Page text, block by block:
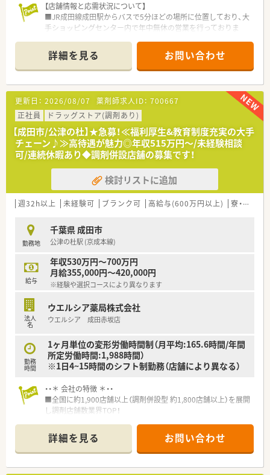
【店舗情報と応需状況について】
■JR成田線成田駅からバスで5分ほどの場所に位置しており、大
手ショッピングセンター内で年中無休の営業を行っておりま
■応需科目は面対応となっており、幅広い医療機関からの処方箋
を受け付けているため、多種多様な症例を経験することが可能で
す。
【想定される業務内容】
■処方箋に基づく調剤業務や監査、服薬指導といった基本的な薬
剤師業務に加えて、豊富なラインナップのOTC販売も担当しま
す。
■赤ちゃんから高齢者まで幅広い層の患者様が訪れるため、日常
的な健康相談への対応やサプリメントのアドバイスも行いま
す。
■在宅医療への取り組みも積極的に推進しており、お薬だけでな
く衛生用品などの提供を通じて生活面から患者様を支えます。
【職場環境と雰囲気】
物にも非常に便利で、明るく活気のある雰囲気が特徴の職場で
す。
■多様なキャリアを支援するシステムが確立されており、性別や
年齢に関わらず誰もが自分らしい働き方を追求できる風土があ
ります。
■店舗内には最新の調剤設備や教育プログラムが導入されてお
り、薬剤師が専門業務に集中できるような環境づくりが進んでい
【想定されるキャリアイメージ】
舗運営のノウハウを基礎からじっくりと学ぶことができます。
■社内公募制度や自己申告制度を活用することで、バイヤーや企
画開発、教育担当といった本部業務への挑戦も十分に可能です。
管理を学んで薬剤師の枠を超えたプロフェッショナルを目指せ
ます。
詳細を見る お問い合わせ
更新日： 2026/08/07 薬剤師求人ID： 700667
正社員
ドラッグストア(調剤あり)
【成田市/公津の杜】★急募！≪福利厚生&教育制度充実の大手
チェーン♪≫高待遇が魅力◎年収515万円～/未経験相談
可/連続休暇あり◆調剤併設店舗の募集です！
検討リストに追加
週32h以上 未経験可 ブランク可 高給与(600万円以上) 寮・借上社宅あり
勤務地
千葉県 成田市
公津の杜駅 (京成本線)
給与
年収530万円～700万円
月給355,000円～420,000円
※経験や選択コースにより異なります
法人
名
ウエルシア薬局株式会社
ウエルシア 成田赤坂店
勤務
時間
1ヶ月単位の変形労働時間制（月平均:165.6時間/年間
所定労働時間:1,988時間）
※1日4~15時間のシフト制勤務（店舗により異なる）
・・＊ 会社の特徴 ＊・・
■全国に約1,900店舗以上（調剤併設型 約1,800店舗以上）を展開
し調剤店舗数業界TOP！
頑張り次第で高給与も可能！
■経験や勤務コースによりますが、経験の少ない方でも500万前
半スタートと業界TOP水準！
■職種や職域に合わせ、豊富な社内研修や外部組織と連携した研
詳細を見る お問い合わせ